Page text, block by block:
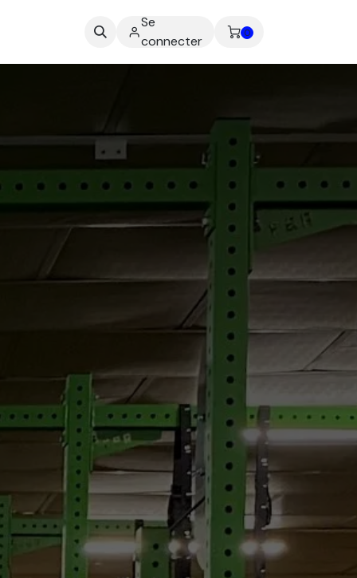
Se
connecter
0